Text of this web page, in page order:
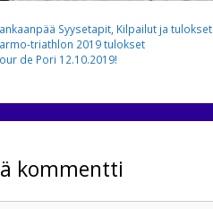
Syysetapit, Kilpailut ja tulokset
triathlon 2019 tulokset
de Pori 12.10.2019!
kommentti